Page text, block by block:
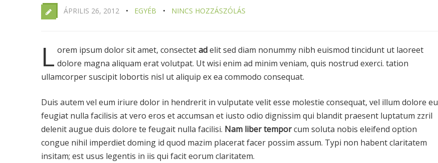
ÁPRILIS 26, 2012 EGYÉB NINCS HOZZÁSZÓLÁS
L orem ipsum dolor sit amet, consectetadelit sed diam nonummy nibh euismod tincidunt ut laoreet
dolore magna aliquam erat volutpat. Ut wisi enim ad minim veniam, quis nostrud exerci. tation
ullamcorper suscipit lobortis nisl ut aliquip ex ea commodo consequat.
Duis autem vel eum iriure dolor in hendrerit in vulputate velit esse molestie consequat, vel illum dolore eu
feugiat nulla facilisis at vero eros et accumsan et iusto odio dignissim qui blandit praesent luptatum zzril
delenit augue duis dolore te feugait nulla facilisi. Nam liber temporcum soluta nobis eleifend option
congue nihil imperdiet doming id quod mazim placerat facer possim assum. Typi non habent claritatem
insitam; est usus legentis in iis qui facit eorum claritatem.